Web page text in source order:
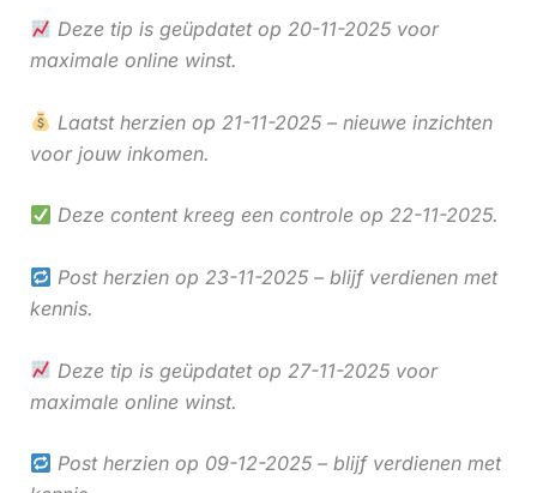
Deze tip is geüpdatet op 20-11-2025 voor
maximale online winst.
Laatst herzien op 21-11-2025 – nieuwe inzichten
voor jouw inkomen.
Deze content kreeg een controle op 22-11-2025.
Post herzien op 23-11-2025 – blijf verdienen met
kennis.
Deze tip is geüpdatet op 27-11-2025 voor
maximale online winst.
Post herzien op 09-12-2025 – blijf verdienen met